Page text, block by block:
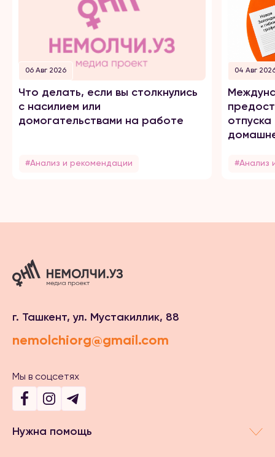
06 Авг 2026
Что делать, если вы столкнулись
с насилием или
домогательствами на работе
#Анализ и рекомендации
04 Авг
#Анализ
г. Ташкент, ул. Мустакиллик, 88
nemolchiorg@gmail.com
Мы в соцсетях
Нужна помощь